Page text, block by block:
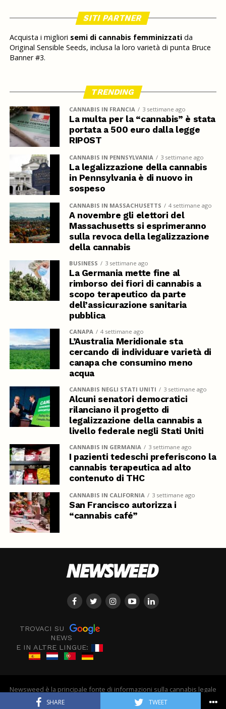
SHARE TWEET
SITI PARTNER
Acquista i migliori semi di cannabis femminizzatida
Original Sensible Seeds, inclusa la loro varietà di punta Bruce
Banner #3.
TRENDING
CANNABIS IN FRANCIA 3 settimane ago
La multa per la “cannabis” è stata
portata a 500 euro dalla legge
RIPOST
CANNABIS IN PENNSYLVANIA 3 settimane ago
La legalizzazione della cannabis
in Pennsylvania è di nuovo in
sospeso
CANNABIS IN MASSACHUSETTS 4 settimane ago
A novembre gli elettori del
Massachusetts si esprimeranno
sulla revoca della legalizzazione
della cannabis
BUSINESS 3 settimane ago
La Germania mette fine al
rimborso dei fiori di cannabis a
scopo terapeutico da parte
dell’assicurazione sanitaria
pubblica
CANAPA 4 settimane ago
L’Australia Meridionale sta
cercando di individuare varietà di
canapa che consumino meno
acqua
CANNABIS NEGLI STATI UNITI 3 settimane ago
Alcuni senatori democratici
rilanciano il progetto di
legalizzazione della cannabis a
livello federale negli Stati Uniti
CANNABIS IN GERMANIA 3 settimane ago
I pazienti tedeschi preferiscono la
cannabis terapeutica ad alto
contenuto di THC
CANNABIS IN CALIFORNIA 3 settimane ago
San Francisco autorizza i
“cannabis café”
TROVACI SU
NEWS
E IN ALTRE LINGUE:
Newsweed è la principale fonte di informazioni sulla cannabis legale
in Europa - © Newsweed